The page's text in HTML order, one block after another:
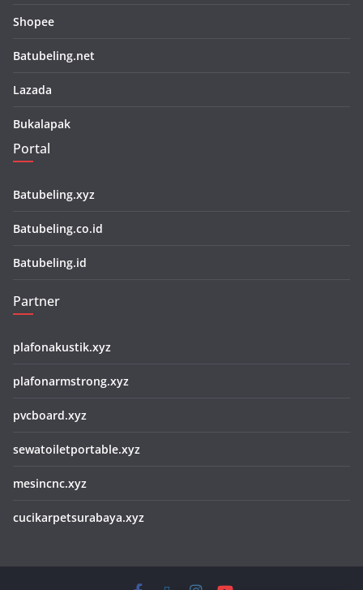
Shopee
Batubeling.net
Lazada
Bukalapak
Portal
Batubeling.xyz
Batubeling.co.id
Batubeling.id
Partner
plafonakustik.xyz
plafonarmstrong.xyz
pvcboard.xyz
sewatoiletportable.xyz
mesincnc.xyz
cucikarpetsurabaya.xyz